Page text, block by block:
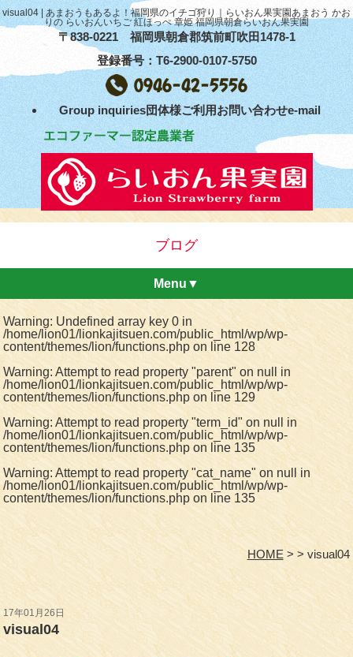
visual04 | あまおうもあるよ！福岡県のイチゴ狩り｜らいおん果実園あまおう かお
りの らいおんいちご 紅ほっぺ 章姫 福岡県朝倉らいおん果実園
〒838-0221 福岡県朝倉郡筑前町吹田1478-1
登録番号：T6-2900-0107-5750
Group inquiries団体様ご利用お問い合わせe-mail
ブログ
Menu▼
Warning: Undefined array key 0 in
/home/lion01/lionkajitsuen.com/public_html/wp/wp-
content/themes/lion/functions.phpon line128
Warning: Attempt to read property "parent" on null in
/home/lion01/lionkajitsuen.com/public_html/wp/wp-
content/themes/lion/functions.php on line129
Warning: Attempt to read property "term_id" on null in
/home/lion01/lionkajitsuen.com/public_html/wp/wp-
content/themes/lion/functions.phpon line135
Warning: Attempt to read property "cat_name" on null in
/home/lion01/lionkajitsuen.com/public_html/wp/wp-
content/themes/lion/functions.phpon line 135
HOME visual04
17年01月26日
visual04